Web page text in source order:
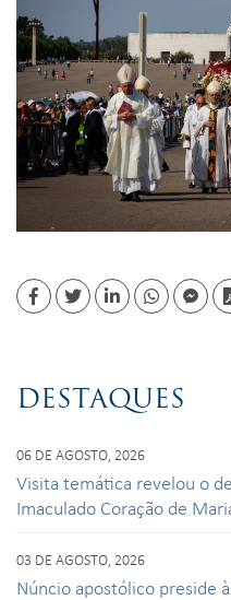
FacebookTwitterLinkedinwhatsapp
DESTAQUES
06 DE AGOSTO, 2026
Visita temática revelou o
Imaculado Coração de
03 DE AGOSTO, 2026
Núncio apostólico preside